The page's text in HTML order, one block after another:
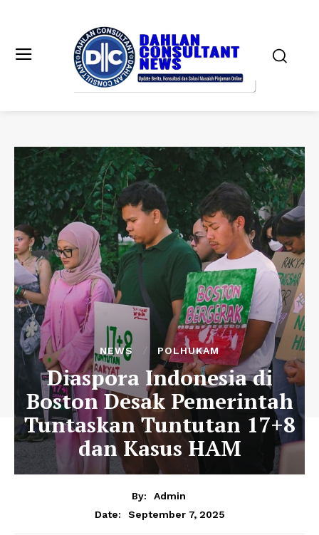
NEWS POLHUKAM
Diaspora Indonesia di
Boston Desak Pemerintah
Tuntaskan Tuntutan 17+8
dan Kasus HAM
By:
Admin
Date:
September 7, 2025